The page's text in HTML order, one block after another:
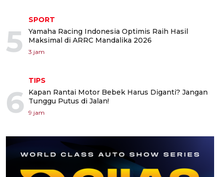
5
SPORT
Yamaha Racing Indonesia Optimis Raih Hasil
Maksimal di ARRC Mandalika 2026
3 jam
6
TIPS
Kapan Rantai Motor Bebek Harus Diganti? Jangan
Tunggu Putus di Jalan!
9 jam